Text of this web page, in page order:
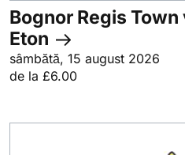
Bognor Regis
Eton
sâmbătă, 15 august 2026
de la £6.00